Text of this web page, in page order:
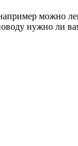
можно
нужно ли